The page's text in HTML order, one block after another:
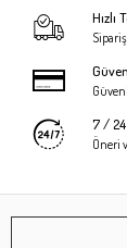
Hızlı
7 / 24
Öneri